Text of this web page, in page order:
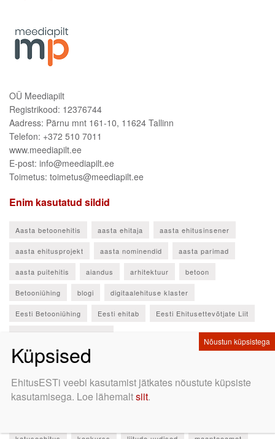
OÜ Meediapilt
Registrikood: 12376744
Aadress: Pärnu mnt 161-10, 11624 Tallinn
Telefon: +372 510 7011
www.meediapilt.ee
E-post: info@meediapilt.ee
Toimetus: toimetus@meediapilt.ee
Enim kasutatud sildid
Aasta betoonehitis aasta ehitaja aasta ehitusinsener
aasta ehitusprojekt aasta nominendid aasta parimad
aasta puitehitis aiandus arhitektuur betoon
Betooniühing blogi digitaalehituse klaster
Eesti Betooniühing Eesti ehitab Eesti Ehitusettevõtjate Liit
Eesti Ehituskonsultatsiooniettevõtete Liit
ehituskonverents ehitusmaterjalid
EhitusESTi veebi kasutamist jätkates nõustute küpsiste
kasutamisega. Loe lähemaltsiit.